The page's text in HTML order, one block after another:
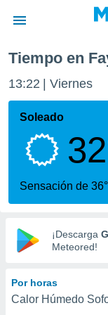
de
ha sido
calidad.
a este
las
y
digital
basada
Tiempo en
13:22 Viernes
Soleado
Sensación de 36°
¡Descarga
Meteored!
Por horas
Calor Húmedo